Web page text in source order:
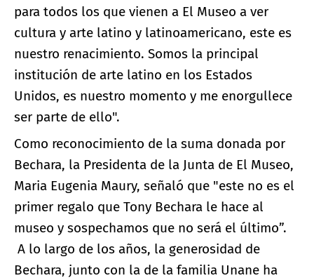
para todos los que vienen a El Museo a ver
cultura y arte latino y latinoamericano, este es
nuestro renacimiento. Somos la principal
institución de arte latino en los Estados
Unidos, es nuestro momento y me enorgullece
ser parte de ello".
Como reconocimiento de la suma donada por
Bechara, la Presidenta de la Junta de El Museo,
Maria Eugenia Maury, señaló que "este no es el
primer regalo que Tony Bechara le hace al
museo y sospechamos que no será el último”.
A lo largo de los años, la generosidad de
Bechara, junto con la de la familia Unane ha